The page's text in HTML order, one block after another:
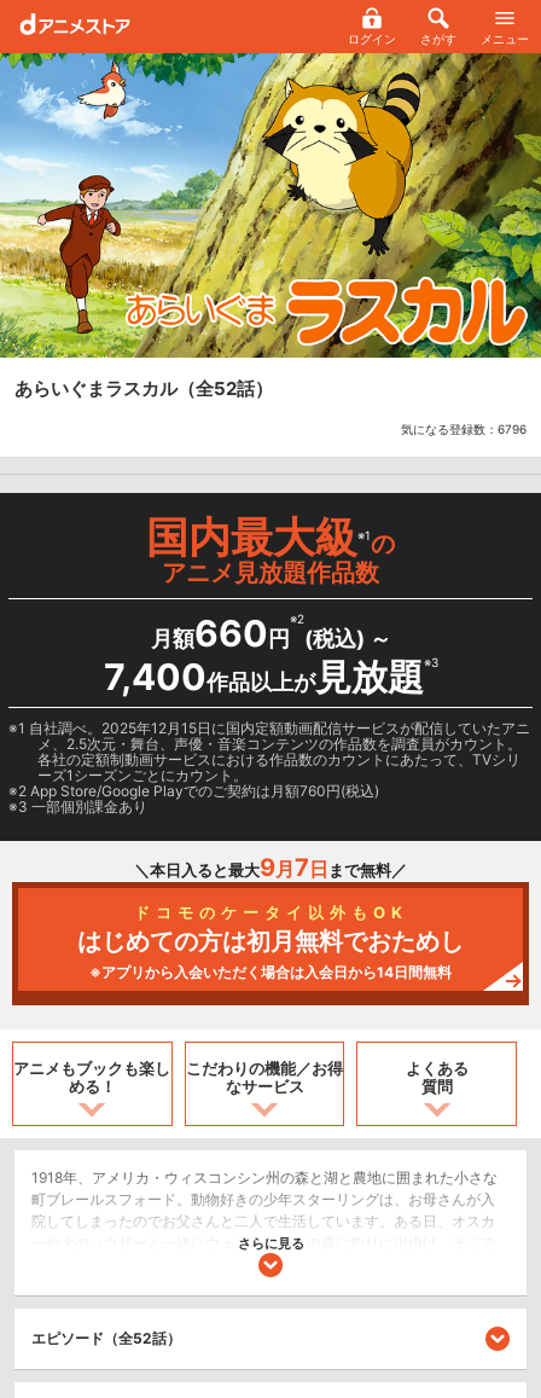
ログイン さがす メニュー
あらいぐまラスカル（全52話）
気になる登録数： 6796
国内最大級※1の
アニメ見放題作品数
月額660 円
※2
(税込) ～
7,400作品以上が見放題※3
1 自社調べ。2025年12月15日に国内定額動画配信サービスが配信していたアニ
メ、2.5次元・舞台、声優・音楽コンテンツの作品数を調査員がカウント。
各社の定額制動画サービスにおける作品数のカウントにあたって、TVシリ
ーズ1シーズンごとにカウント。
2 App Store/Google Playでのご契約は月額760円(税込)
3 一部個別課金あり
＼本日入ると最大9月 7 日 まで無料／
ドコモのケータイ以外もOK
はじめての方は初月無料でおためし
※アプリから入会いただく場合は入会日から14日間無料
アニメもブックも楽し
める！
こだわりの機能／お得
なサービス
よくある
質問
1918年、アメリカ・ウィスコンシン州の森と湖と農地に囲まれた小さな
町ブレールスフォード。動物好きの少年スターリングは、お母さんが入
院してしまったのでお父さんと二人で生活しています。ある日、オスカ
ーや犬のハウザーと一緒にウェントワースの森に釣りに出掛け、そこで
猟師に母親を撃たれた赤ん坊のあらいぐまを見付けます。かわいそうに
す。
ドラマ/青春
キッズ/ファミリー
さらに見る
エピソード（全52話）